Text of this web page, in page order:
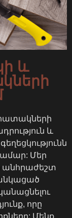
և
և
Մեր
անհրաժեշտ
որը